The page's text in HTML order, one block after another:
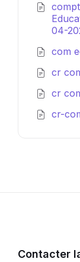
04-
com
cr
cr
cr-
Contacter